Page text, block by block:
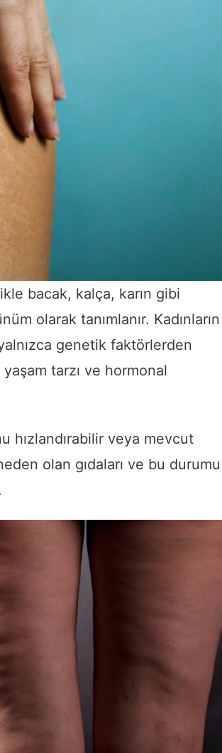
bacak, kalça, karın gibi
olarak tanımlanır. Kadınların
genetik faktörlerden
tarzı ve hormonal
hızlandırabilir veya mevcut
olan gıdaları ve bu durumu